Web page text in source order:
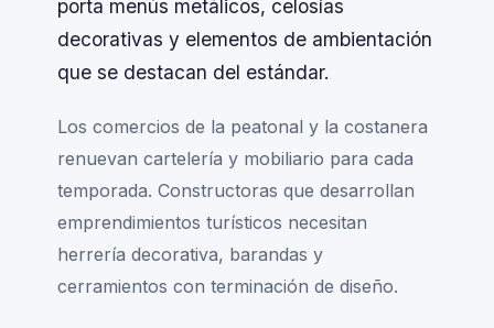
porta menús metálicos, celosías
decorativas y elementos de ambientación
que se destacan del estándar.
Los comercios de la peatonal y la costanera
renuevan cartelería y mobiliario para cada
temporada. Constructoras que desarrollan
emprendimientos turísticos necesitan
herrería decorativa, barandas y
cerramientos con terminación de diseño.